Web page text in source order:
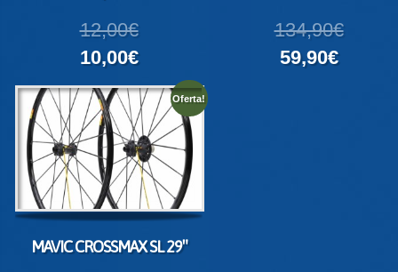
12,00€
10,00€
134,90€
59,90€
Oferta!
MAVIC CROSSMAX SL 29″